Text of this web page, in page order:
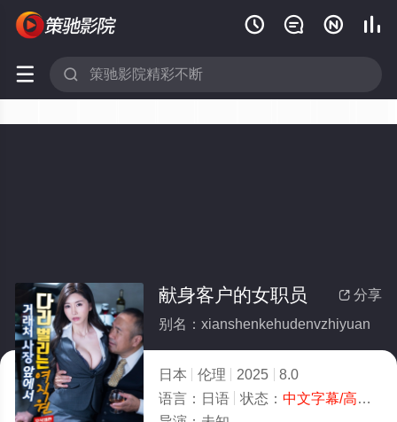
   
 
 分享
献身客户的女职员
别名：xianshenkehudenvzhiyuan
日本 伦理 2025
8.0
语言： 日语 状态： 中文字幕/高清